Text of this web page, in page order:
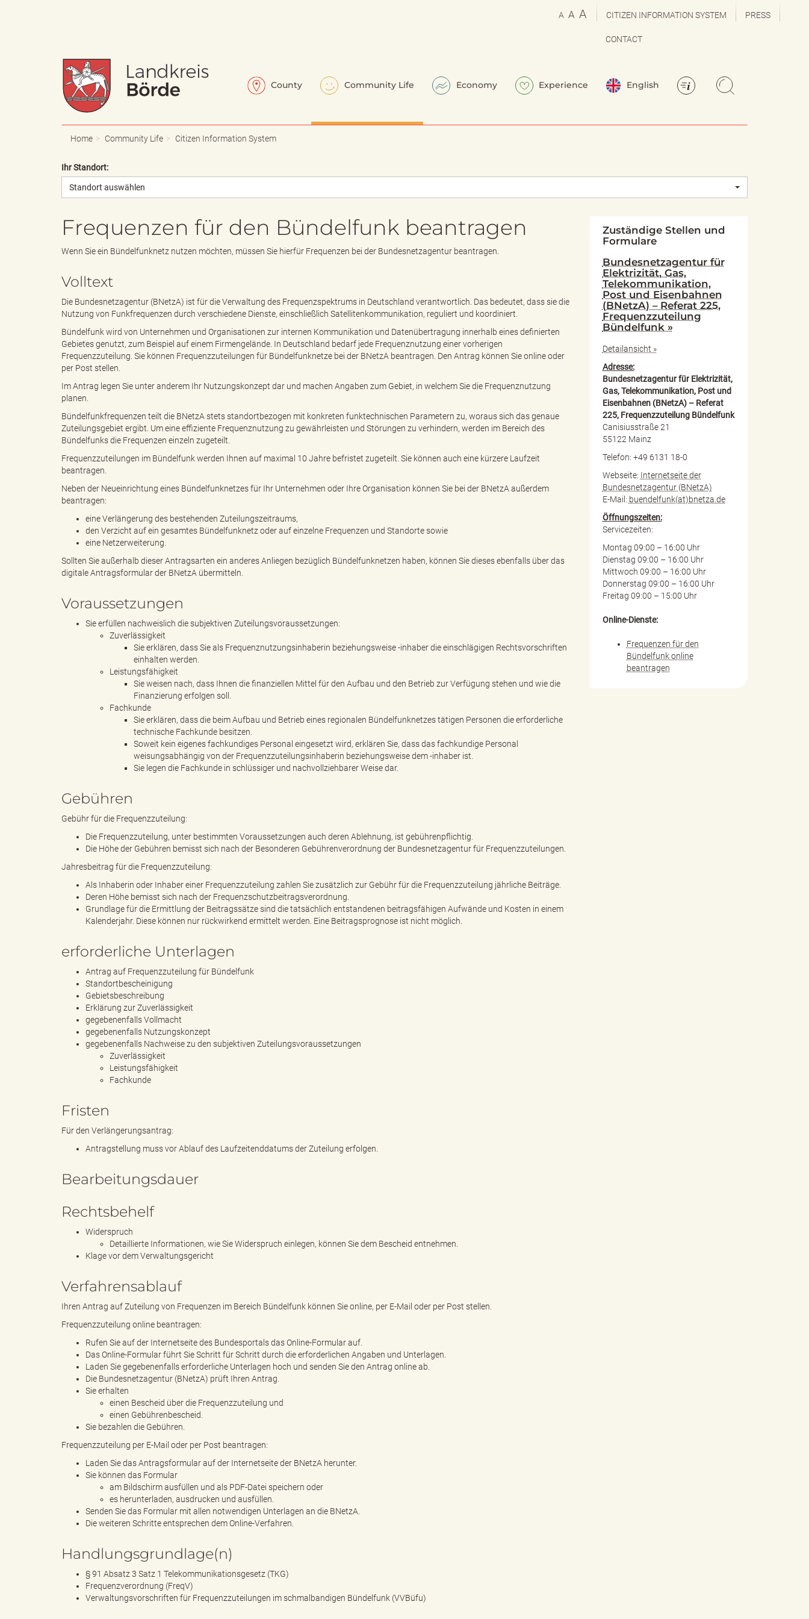
A A A CITIZEN INFORMATION SYSTEM PRESS
CONTACT
a
p
p
e
n
d
s
e
t
e
r
i
g
"
a
n
k
r
e
e
"
T
h
County Community Life Economy Experience English
Home Community Life Citizen Information System
Ihr Standort:
Standort auswählen
Frequenzen für den Bündelfunk beantragen
Wenn Sie ein Bündelfunknetz nutzen möchten, müssen Sie hierfür Frequenzen bei der Bundesnetzagentur beantragen.
Volltext
Die Bundesnetzagentur (BNetzA) ist für die Verwaltung des Frequenzspektrums in Deutschland verantwortlich. Das bedeutet, dass sie die
Nutzung von Funkfrequenzen durch verschiedene Dienste, einschließlich Satellitenkommunikation, reguliert und koordiniert.
Bündelfunk wird von Unternehmen und Organisationen zur internen Kommunikation und Datenübertragung innerhalb eines definierten
Gebietes genutzt, zum Beispiel auf einem Firmengelände. In Deutschland bedarf jede Frequenznutzung einer vorherigen
Frequenzzuteilung. Sie können Frequenzzuteilungen für Bündelfunknetze bei der BNetzA beantragen. Den Antrag können Sie online oder
per Post stellen.
Im Antrag legen Sie unter anderem Ihr Nutzungskonzept dar und machen Angaben zum Gebiet, in welchem Sie die Frequenznutzung
planen.
Bündelfunkfrequenzen teilt die BNetzA stets standortbezogen mit konkreten funktechnischen Parametern zu, woraus sich das genaue
Zuteilungsgebiet ergibt. Um eine effiziente Frequenznutzung zu gewährleisten und Störungen zu verhindern, werden im Bereich des
Bündelfunks die Frequenzen einzeln zugeteilt.
Frequenzzuteilungen im Bündelfunk werden Ihnen auf maximal 10 Jahre befristet zugeteilt. Sie können auch eine kürzere Laufzeit
beantragen.
Neben der Neueinrichtung eines Bündelfunknetzes für Ihr Unternehmen oder Ihre Organisation können Sie bei der BNetzA außerdem
beantragen:
eine Verlängerung des bestehenden Zuteilungszeitraums,
den Verzicht auf ein gesamtes Bündelfunknetz oder auf einzelne Frequenzen und Standorte sowie
eine Netzerweiterung.
Sollten Sie außerhalb dieser Antragsarten ein anderes Anliegen bezüglich Bündelfunknetzen haben, können Sie dieses ebenfalls über das
digitale Antragsformular der BNetzA übermitteln.
Voraussetzungen
Sie erfüllen nachweislich die subjektiven Zuteilungsvoraussetzungen:
Zuverlässigkeit
Sie erklären, dass Sie als Frequenznutzungsinhaberin beziehungsweise -inhaber die einschlägigen Rechtsvorschriften
einhalten werden.
Leistungsfähigkeit
Sie weisen nach, dass Ihnen die finanziellen Mittel für den Aufbau und den Betrieb zur Verfügung stehen und wie die
Finanzierung erfolgen soll.
Fachkunde
Sie erklären, dass die beim Aufbau und Betrieb eines regionalen Bündelfunknetzes tätigen Personen die erforderliche
technische Fachkunde besitzen.
Soweit kein eigenes fachkundiges Personal eingesetzt wird, erklären Sie, dass das fachkundige Personal
weisungsabhängig von der Frequenzzuteilungsinhaberin beziehungsweise dem -inhaber ist.
Sie legen die Fachkunde in schlüssiger und nachvollziehbarer Weise dar.
Gebühren
Gebühr für die Frequenzzuteilung:
Die Frequenzzuteilung, unter bestimmten Voraussetzungen auch deren Ablehnung, ist gebührenpflichtig.
Die Höhe der Gebühren bemisst sich nach der Besonderen Gebührenverordnung der Bundesnetzagentur für Frequenzzuteilungen.
Jahresbeitrag für die Frequenzzuteilung:
Als Inhaberin oder Inhaber einer Frequenzzuteilung zahlen Sie zusätzlich zur Gebühr für die Frequenzzuteilung jährliche Beiträge.
Deren Höhe bemisst sich nach der Frequenzschutzbeitragsverordnung.
Grundlage für die Ermittlung der Beitragssätze sind die tatsächlich entstandenen beitragsfähigen Aufwände und Kosten in einem
Kalenderjahr. Diese können nur rückwirkend ermittelt werden. Eine Beitragsprognose ist nicht möglich.
erforderliche Unterlagen
Antrag auf Frequenzzuteilung für Bündelfunk
Standortbescheinigung
Gebietsbeschreibung
Erklärung zur Zuverlässigkeit
gegebenenfalls Vollmacht
gegebenenfalls Nutzungskonzept
gegebenenfalls Nachweise zu den subjektiven Zuteilungsvoraussetzungen
Zuverlässigkeit
Leistungsfähigkeit
Fachkunde
Fristen
Für den Verlängerungsantrag:
Antragstellung muss vor Ablauf des Laufzeitenddatums der Zuteilung erfolgen.
Bearbeitungsdauer
Rechtsbehelf
Widerspruch
Detaillierte Informationen, wie Sie Widerspruch einlegen, können Sie dem Bescheid entnehmen.
Klage vor dem Verwaltungsgericht
Verfahrensablauf
Ihren Antrag auf Zuteilung von Frequenzen im Bereich Bündelfunk können Sie online, per E-Mail oder per Post stellen.
Frequenzzuteilung online beantragen:
Rufen Sie auf der Internetseite des Bundesportals das Online-Formular auf.
Das Online-Formular führt Sie Schritt für Schritt durch die erforderlichen Angaben und Unterlagen.
Laden Sie gegebenenfalls erforderliche Unterlagen hoch und senden Sie den Antrag online ab.
Die Bundesnetzagentur (BNetzA) prüft Ihren Antrag.
Sie erhalten
einen Bescheid über die Frequenzzuteilung und
einen Gebührenbescheid.
Sie bezahlen die Gebühren.
Frequenzzuteilung per E-Mail oder per Post beantragen:
Laden Sie das Antragsformular auf der Internetseite der BNetzA herunter.
Sie können das Formular
am Bildschirm ausfüllen und als PDF-Datei speichern oder
es herunterladen, ausdrucken und ausfüllen.
Senden Sie das Formular mit allen notwendigen Unterlagen an die BNetzA.
Die weiteren Schritte entsprechen dem Online-Verfahren.
Handlungsgrundlage(n)
§ 91 Absatz 3 Satz 1 Telekommunikationsgesetz (TKG)
Frequenzverordnung (FreqV)
Verwaltungsvorschriften für Frequenzzuteilungen im schmalbandigen Bündelfunk (VVBüfu)
Zuständige Stellen und
Formulare
Bundesnetzagentur für
Elektrizität, Gas,
Telekommunikation,
Post und Eisenbahnen
(BNetzA) – Referat 225,
Frequenzzuteilung
Bündelfunk »
Detailansicht »
Adresse:
Bundesnetzagentur für Elektrizität,
Gas, Telekommunikation, Post und
Eisenbahnen (BNetzA) – Referat
225, Frequenzzuteilung Bündelfunk
Canisiusstraße 21
55122 Mainz
Telefon: +49 6131 18-0
Webseite: Internetseite der
Bundesnetzagentur (BNetzA)
E-Mail: buendelfunk(at)bnetza.de
Öffnungszeiten:
Servicezeiten:
Montag 09:00 – 16:00 Uhr
Dienstag 09:00 – 16:00 Uhr
Mittwoch 09:00 – 16:00 Uhr
Donnerstag 09:00 – 16:00 Uhr
Freitag 09:00 – 15:00 Uhr
Online-Dienste:
Frequenzen für den
Bündelfunk online
beantragen